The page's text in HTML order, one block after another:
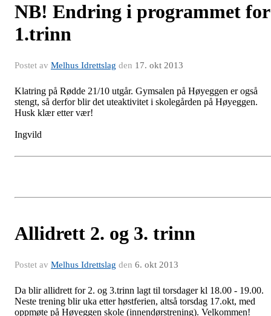
NB! Endring i programmet for
1.trinn
Postet av Melhus Idrettslag den 17. okt 2013
Klatring på Rødde 21/10 utgår. Gymsalen på Høyeggen er også
stengt, så derfor blir det uteaktivitet i skolegården på Høyeggen.
Husk klær etter vær!
Ingvild
Allidrett 2. og 3. trinn
Postet av Melhus Idrettslag den 6. okt 2013
Da blir allidrett for 2. og 3.trinn lagt til torsdager kl 18.00 - 19.00.
Neste trening blir uka etter høstferien, altså torsdag 17.okt, med
oppmøte på Høyeggen skole (innendørstrening). Velkommen!